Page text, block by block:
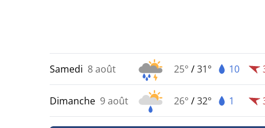
Samedi 8 août 25° /31° 10
Dimanche 9 août 26° /32° 1